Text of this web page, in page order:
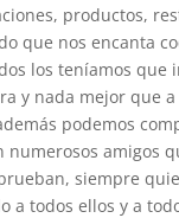
productos,
que nos encanta
los teníamos que
y nada mejor que
podemos
numerosos amigos
siempre
a todos ellos y a